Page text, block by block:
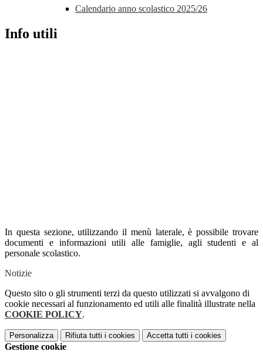
Calendario anno scolastico 2025/26
Info utili
In questa sezione, utilizzando il menù laterale, è possibile trovare
documenti e informazioni utili alle famiglie, agli studenti e al
personale scolastico.
Notizie
Questo sito o gli strumenti terzi da questo utilizzati si avvalgono di
cookie necessari al funzionamento ed utili alle finalità illustrate nella
COOKIE POLICY.
Personalizza Rifiuta tutti i cookies Accetta tutti i cookies
Gestione cookie